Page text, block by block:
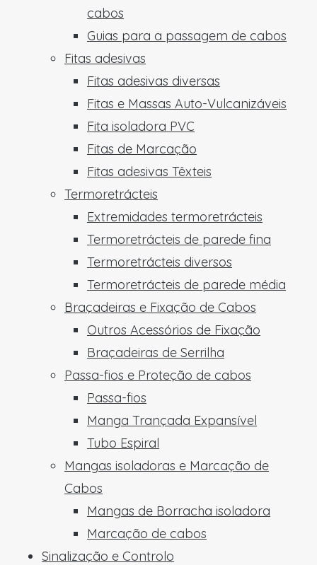
cabos
Guias para a passagem de cabos
Fitas adesivas
Fitas adesivas diversas
Fitas e Massas Auto-Vulcanizáveis
Fita isoladora PVC
Fitas de Marcação
Fitas adesivas Têxteis
Termoretrácteis
Extremidades termoretrácteis
Termoretrácteis de parede fina
Termoretrácteis diversos
Termoretrácteis de parede média
Braçadeiras e Fixação de Cabos
Outros Acessórios de Fixação
Braçadeiras de Serrilha
Passa-fios e Proteção de cabos
Passa-fios
Manga Trançada Expansível
Tubo Espiral
Mangas isoladoras e Marcação de
Cabos
Mangas de Borracha isoladora
Marcação de cabos
Sinalização e Controlo